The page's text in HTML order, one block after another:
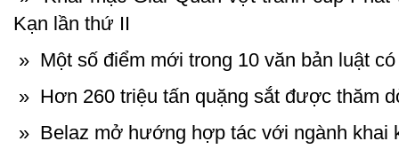
Kạn lần thứ II
» Một số điểm mới trong 10 văn bản luật
» Hơn 260 triệu tấn quặng sắt được thăm
» Belaz mở hướng hợp tác với ngành khai